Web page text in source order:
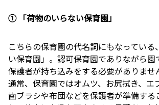
① 「荷物のいらない保育園」
こちらの保育園の代名詞にもなっている
い保育園」。認可保育園でありながら園
保護者が持ち込みをする必要がありませ
通常、保育園ではオムツ、お尻拭き、エ
歯ブラシや布団などを保護者が準備する